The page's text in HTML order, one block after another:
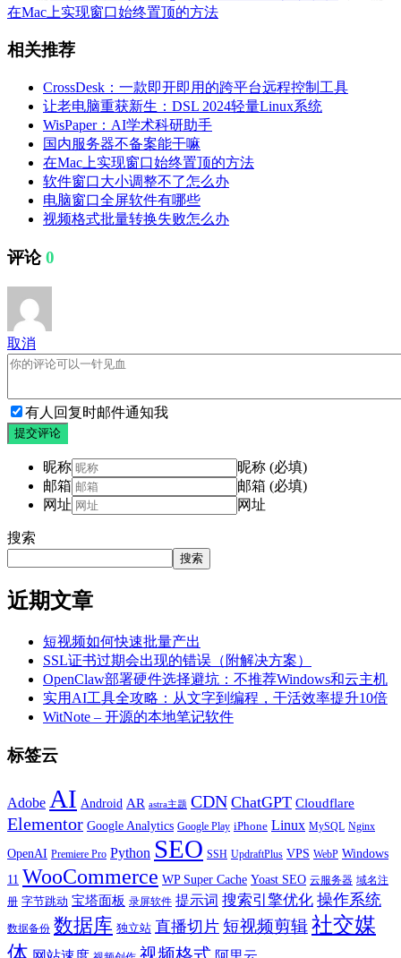
在Mac上实现窗口始终置顶的方法
相关推荐
CrossDesk：一款即开即用的跨平台远程控制工具
让老电脑重获新生：DSL 2024轻量Linux系统
WisPaper：AI学术科研助手
国内服务器不备案能干嘛
在Mac上实现窗口始终置顶的方法
软件窗口大小调整不了怎么办
电脑窗口全屏软件有哪些
视频格式批量转换失败怎么办
评论0
取消
有人回复时邮件通知我
提交评论
昵称
昵称 (必填)
邮箱
邮箱 (必填)
网址
网址
搜索
搜索
近期文章
短视频如何快速批量产出
SSL证书过期会出现的错误（附解决方案）
OpenClaw部署硬件选择避坑：不推荐Windows和云主机
实用AI工具全攻略：从文字到编程，干活效率提升10倍
WitNote – 开源的本地笔记软件
标签云
Adobe AI Android AR astra主题 CDN ChatGPT Cloudflare
Elementor Google Analytics Google Play iPhone Linux MySQL Nginx
OpenAI Premiere Pro Python SEO SSH UpdraftPlus VPS WebP Windows
11 WooCommerce WP Super Cache Yoast SEO 云服务器 域名注
册 字节跳动 宝塔面板 录屏软件 提示词 搜索引擎优化 操作系统
数据备份 数据库 独立站 直播切片 短视频剪辑社交媒
体